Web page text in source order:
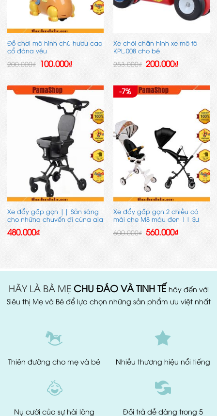
Đồ chơi mô hình chú hươu cao
cổ đáng yêu
200.000₫ Giá
gốc
100.000₫Giá
hiện
100.000₫.
Xe chòi chân hình xe mô tô
KPL.008 cho bé
253.000₫ Giá
gốc
200.000₫Giá
hiện
200.000₫.
Xe đẩy gấp gọn || Sẵn sàng
cho những chuyến đi cùng gia
đình
480.000₫
-7%
Xe đẩy gấp gọn 2 chiều có
mái che M8 màu đen || Sự
lựa chọn toàn diện cho bé
600.000₫ Giá
gốc
560.000₫Giá
hiện
HÃY LÀ BÀ MẸ CHU ĐÁO VÀ TINH TẾ hãy đến với
Siêu thị Mẹ và Bé để lựa chọn những sản phẩm ưu việt nhất
Thiên đường cho mẹ và bé Nhiều thương hiệu nổi tiếng
Nụ cười của sự hài lòng Đổi trả dễ dàng trong 5